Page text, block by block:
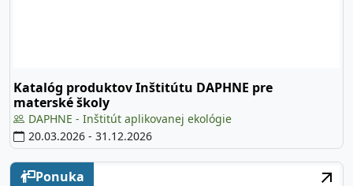
Katalóg produktov Inštitútu DAPHNE pre
materské školy
DAPHNE - Inštitút aplikovanej ekológie
20.03.2026- 31.12.2026
Ponuka